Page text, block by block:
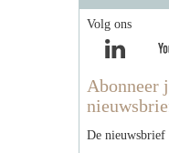
Volg ons
Abonneer
De nieuwsbrief